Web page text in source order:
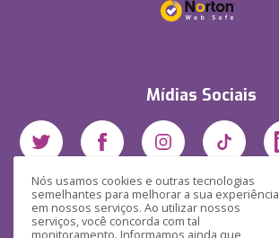
Nós usamos cookies e outras tecnologias
semelhantes para melhorar a sua experiência
em nossos serviços. Ao utilizar nossos
serviços, você concorda com tal
monitoramento. Informamos ainda que
Mídias Sociais